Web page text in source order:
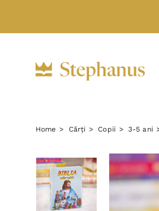
Home Cărți Copii 3-5 ani